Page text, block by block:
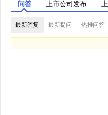
问答 上市公司发布
最新答复 最新提问 热推问答